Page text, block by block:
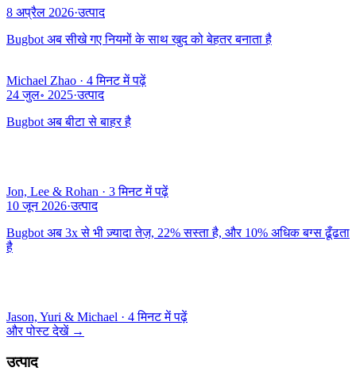
8 अप्रैल 2026·उत्पाद
Bugbot अब सीखे गए नियमों के साथ खुद को बेहतर बनाता है
Michael Zhao · 4 मिनट में पढ़ें
24 जुल॰ 2025·उत्पाद
Bugbot अब बीटा से बाहर है
Jon, Lee & Rohan · 3 मिनट में पढ़ें
10 जून 2026·उत्पाद
Bugbot अब 3x से भी ज़्यादा तेज़, 22% सस्ता है, और 10% अधिक बग्स ढूँढता
है
Jason, Yuri & Michael · 4 मिनट में पढ़ें
और पोस्ट देखें→
उत्पाद